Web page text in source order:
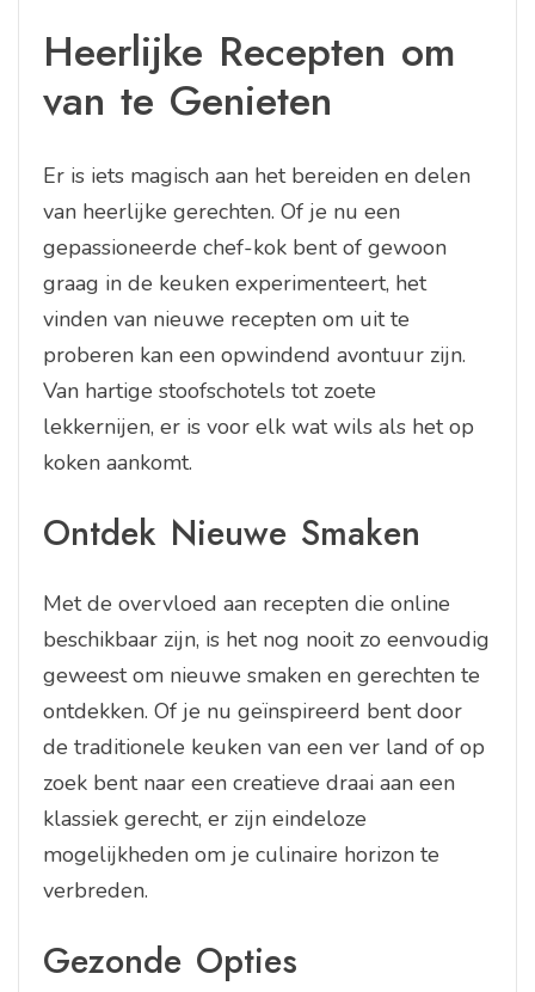
Heerlijke Recepten om
van te Genieten
Er is iets magisch aan het bereiden en delen
van heerlijke gerechten. Of je nu een
gepassioneerde chef-kok bent of gewoon
graag in de keuken experimenteert, het
vinden van nieuwe recepten om uit te
proberen kan een opwindend avontuur zijn.
Van hartige stoofschotels tot zoete
lekkernijen, er is voor elk wat wils als het op
koken aankomt.
Ontdek Nieuwe Smaken
Met de overvloed aan recepten die online
beschikbaar zijn, is het nog nooit zo eenvoudig
geweest om nieuwe smaken en gerechten te
ontdekken. Of je nu geïnspireerd bent door
de traditionele keuken van een ver land of op
zoek bent naar een creatieve draai aan een
klassiek gerecht, er zijn eindeloze
mogelijkheden om je culinaire horizon te
verbreden.
Gezonde Opties